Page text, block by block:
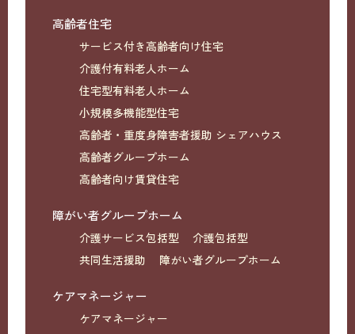
高齢者住宅
サービス付き高齢者向け住宅
介護付有料老人ホーム
住宅型有料老人ホーム
小規模多機能型住宅
高齢者・重度身障害者援助 シェアハウス
高齢者グループホーム
高齢者向け賃貸住宅
障がい者グループホーム
介護サービス包括型
介護包括型
共同生活援助
障がい者グループホーム
ケアマネージャー
ケアマネージャー